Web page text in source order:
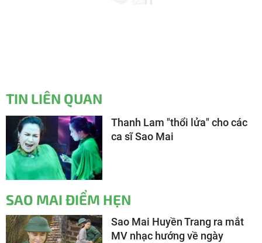
TIN LIÊN QUAN
Thanh Lam "thổi lửa" cho các
ca sĩ Sao Mai
SAO MAI ĐIỂM HẸN
Sao Mai Huyền Trang ra mắt
MV nhạc hướng về ngày